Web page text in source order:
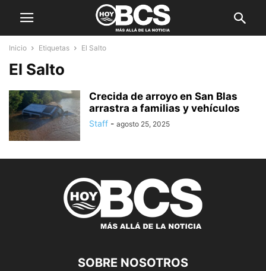
Inicio Etiquetas El Salto
El Salto
Crecida de arroyo en San Blas
arrastra a familias y vehículos
Staff - agosto 25, 2025
SOBRE NOSOTROS